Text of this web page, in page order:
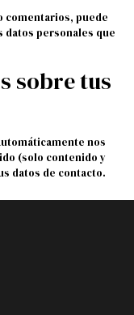
comentarios, puede
personales que
sobre tus
nos
(solo contenido y
datos de contacto.